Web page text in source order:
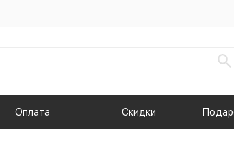
Оплата Скидки